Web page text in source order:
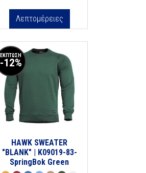
Λεπτομέρειες
ΕΚΠΤΩΣΗ
-12%
HAWK SWEATER
"BLANK" | K09019-83-
SpringBok Green